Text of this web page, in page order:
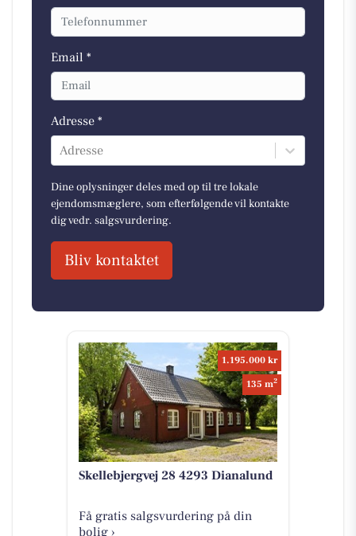
Email *
Adresse *
Adresse
Dine oplysninger deles med op til tre lokale
ejendomsmæglere, som efterfølgende vil kontakte
dig vedr. salgsvurdering.
Bliv kontaktet
1.195.000 kr
135 m2
Skellebjergvej 28 4293 Dianalund
Få gratis salgsvurdering på din
bolig ›